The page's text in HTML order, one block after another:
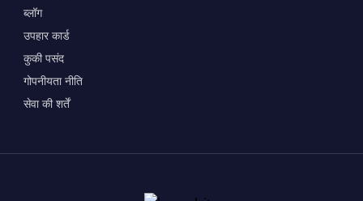
ब्लॉग
उपहार कार्ड
कुकी पसंद
गोपनीयता नीति
सेवा की शर्तें